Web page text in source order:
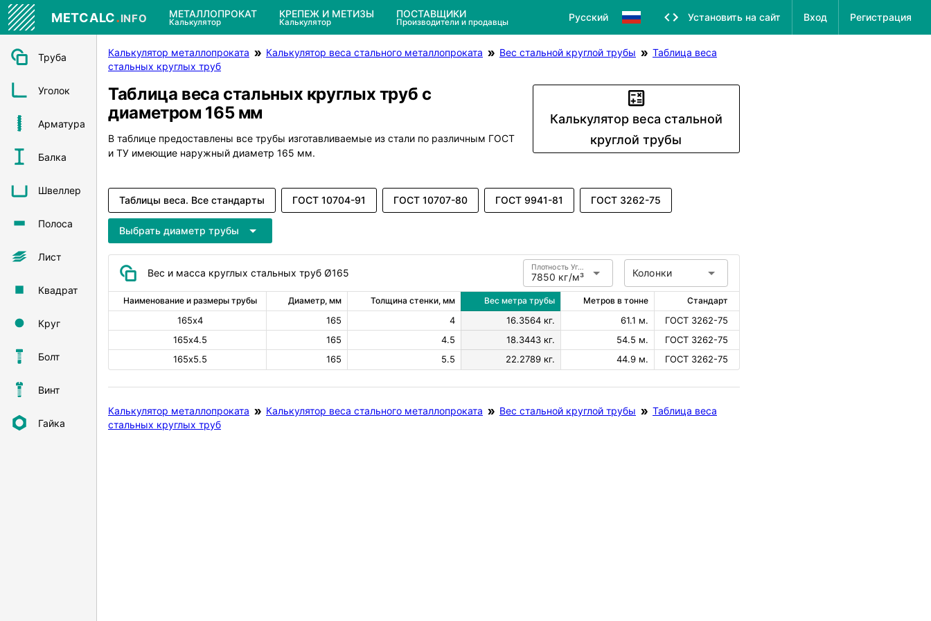
METCALC.INFO МЕТАЛЛОПРОКАТ
Калькулятор
КРЕПЕЖ И МЕТИЗЫ
Калькулятор
ПОСТАВЩИКИ
Производители и продавцы Русский Установить на сайт Вход Регистрация
Труба
Уголок
Арматура
Балка
Швеллер
Полоса
Лист
Квадрат
Круг
Болт
Винт
Гайка
Калькулятор металлопроката Калькулятор веса стального металлопроката Вес стальной круглой трубы
Таблица веса
стальных круглых труб
Таблица веса стальных круглых труб с
диаметром 165 мм
В таблице предоставлены все трубы изготавливаемые из стали по различным ГОСТ
и ТУ имеющие наружный диаметр 165 мм.
Калькулятор веса стальной
круглой трубы
Таблицы веса. Все стандарты ГОСТ 10704-91 ГОСТ 10707-80 ГОСТ 9941-81 ГОСТ 3262-75
Выбрать диаметр трубы
Вес и масса круглых стальных труб Ø165 7850 кг/м³
Плотность Углеродистая сталь Колонки
Наименование и размеры трубы Диаметр, мм Толщина стенки, мм Вес метра трубы Метров в тонне Стандарт
165х4 165 4 16.3564 кг. 61.1 м.
ГОСТ 3262-75
165х4.5
165 4.5 18.3443 кг. 54.5 м.
ГОСТ 3262-75
165х5.5
165 5.5 22.2789 кг. 44.9 м. ГОСТ 3262-75
Калькулятор металлопроката Калькулятор веса стального металлопроката Вес стальной круглой трубы
Таблица веса
стальных круглых труб